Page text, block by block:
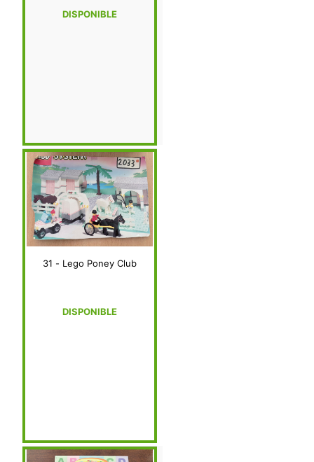
DISPONIBLE
31 - Lego Poney Club
DISPONIBLE